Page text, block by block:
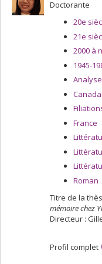
Doctorante
20e
21e
2000 à
1945-
Canada
France
Roman
Titre de la
mémoire chez
Directeur :
Profil complet